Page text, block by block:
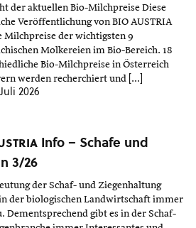
der aktuellen Bio-Milchpreise Diese
Veröffentlichung von BIO AUSTRIA
Milchpreise der wichtigsten 9
Molkereien im Bio-Bereich. 18
Bio-Milchpreise in Österreich
werden recherchiert und […]
2026
Info – Schafe und
3/26
der Schaf- und Ziegenhaltung
der biologischen Landwirtschaft immer
Dementsprechend gibt es in der Schaf-